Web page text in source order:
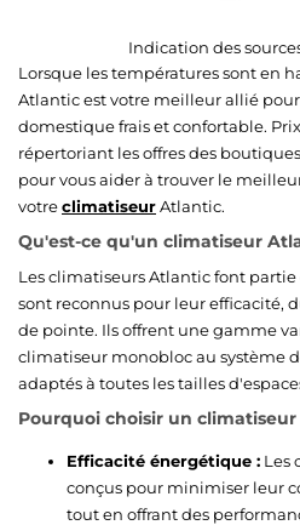
Indication des
Lorsque les températures sont en
Atlantic est votre meilleur allié
domestique frais et confortable.
répertoriant les offres des
pour vous aider à trouver le
votreclimatiseurAtlantic.
Qu'est-ce qu'un climatiseur
Les climatiseurs Atlantic font
sont reconnus pour leur efficacité,
de pointe. Ils offrent une gamme
climatiseur monobloc au système
adaptés à toutes les tailles
Pourquoi choisir un
Efficacité énergétique : Les
conçus pour minimiser leur
tout en offrant des